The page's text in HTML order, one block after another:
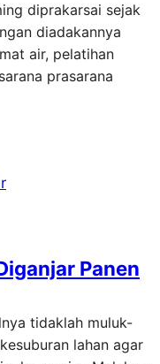
diprakarsai sejak
diadakannya
air, pelatihan
prasarana
Panen
tidaklah muluk-
lahan agar